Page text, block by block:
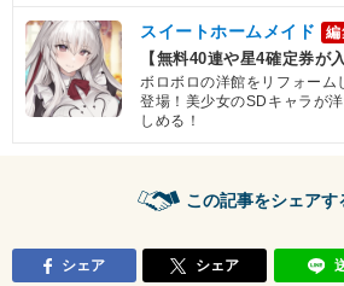
スイートホームメイド 編
【無料40連や星4確定券が
ボロボロの洋館をリフォーム
登場！美少女のSDキャラが
しめる！
この記事をシェアす
シェア シェア